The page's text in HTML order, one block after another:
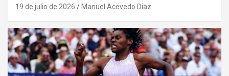
19 de julio de 2026 Manuel Acevedo Diaz